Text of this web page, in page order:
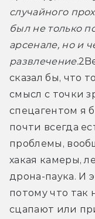
случайного
был не только
арсенале, но и
развлечение.
сказал бы, что
смысл с точки
спецагентом я
почти всегда
проблемы,
хакая камеры,
дрона-паука. И
потому что так
сцапают или